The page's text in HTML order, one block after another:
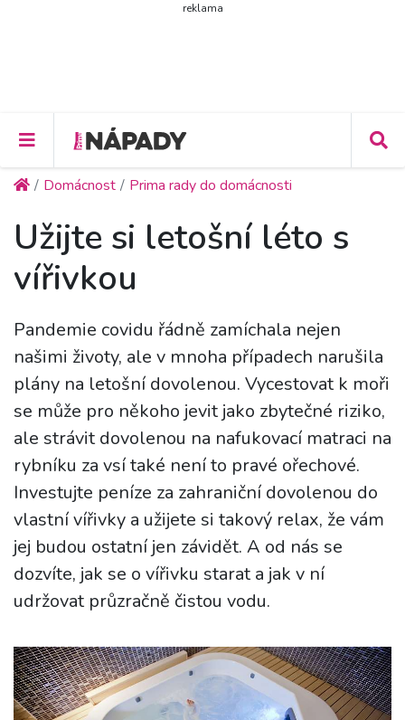
reklama
Domácnost Prima rady do domácnosti
Užijte si letošní léto s
vířivkou
Pandemie covidu řádně zamíchala nejen
našimi životy, ale v mnoha případech narušila
plány na letošní dovolenou. Vycestovat k moři
se může pro někoho jevit jako zbytečné riziko,
ale strávit dovolenou na nafukovací matraci na
rybníku za vsí také není to pravé ořechové.
Investujte peníze za zahraniční dovolenou do
vlastní vířivky a užijete si takový relax, že vám
jej budou ostatní jen závidět. A od nás se
dozvíte, jak se o vířivku starat a jak v ní
udržovat průzračně čistou vodu.